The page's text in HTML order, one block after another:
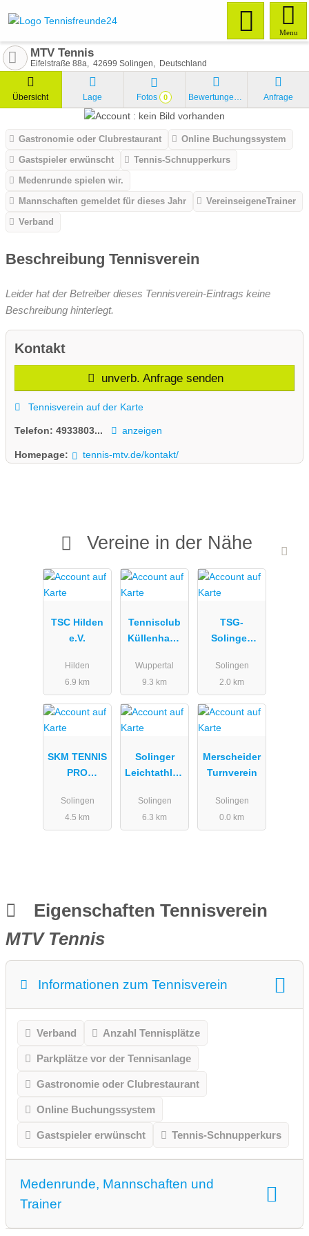
Menu
MTV Tennis
Eifelstraße 88a 42699 Solingen Deutschland
Übersicht Lage Fotos 0 Bewertungen Anfrage
Gastronomie oder Clubrestaurant
Online Buchungssystem
Gastspieler erwünscht
Tennis-Schnupperkurs
Medenrunde spielen wir.
Mannschaften gemeldet für dieses Jahr
VereinseigeneTrainer
Verband
Beschreibung Tennisverein
Leider hat der Betreiber dieses Tennisverein-Eintrags keine
Beschreibung hinterlegt.
Kontakt
unverb. Anfrage senden
Tennisverein auf der Karte
Telefon: 4933803... anzeigen
Homepage: tennis-mtv.de/kontakt/
Vereine in der Nähe
TSC Hilden
e.V.
Hilden
6.9 km
Tennisclub
Küllenhahn
Wuppertal
9.3 km
TSG-
Solingen
Solingen
2.0 km
SKM TENNIS
PRO
Solingen
4.5 km
Solinger
Leichtathleti
e.V.
Solingen
6.3 km
Merscheider
Turnverein
Solingen
0.0 km
Eigenschaften Tennisverein
MTV Tennis
Informationen zum Tennisverein
Verband Anzahl Tennisplätze
Parkplätze vor der Tennisanlage
Gastronomie oder Clubrestaurant
Online Buchungssystem
Gastspieler erwünscht Tennis-Schnupperkurs
Medenrunde, Mannschaften und
Trainer